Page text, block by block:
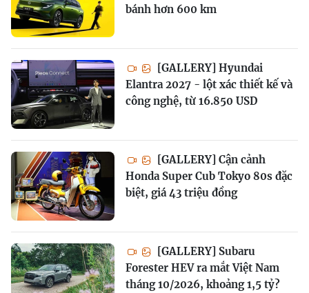
bánh hơn 600 km
[GALLERY] Hyundai
Elantra 2027 - lột xác thiết kế và
công nghệ, từ 16.850 USD
[GALLERY] Cận cảnh
Honda Super Cub Tokyo 80s đặc
biệt, giá 43 triệu đồng
[GALLERY] Subaru
Forester HEV ra mắt Việt Nam
tháng 10/2026, khoảng 1,5 tỷ?